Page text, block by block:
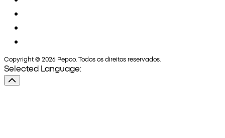
Copyright © 2026 Pepco. Todos os direitos reservados.
Selected Language: